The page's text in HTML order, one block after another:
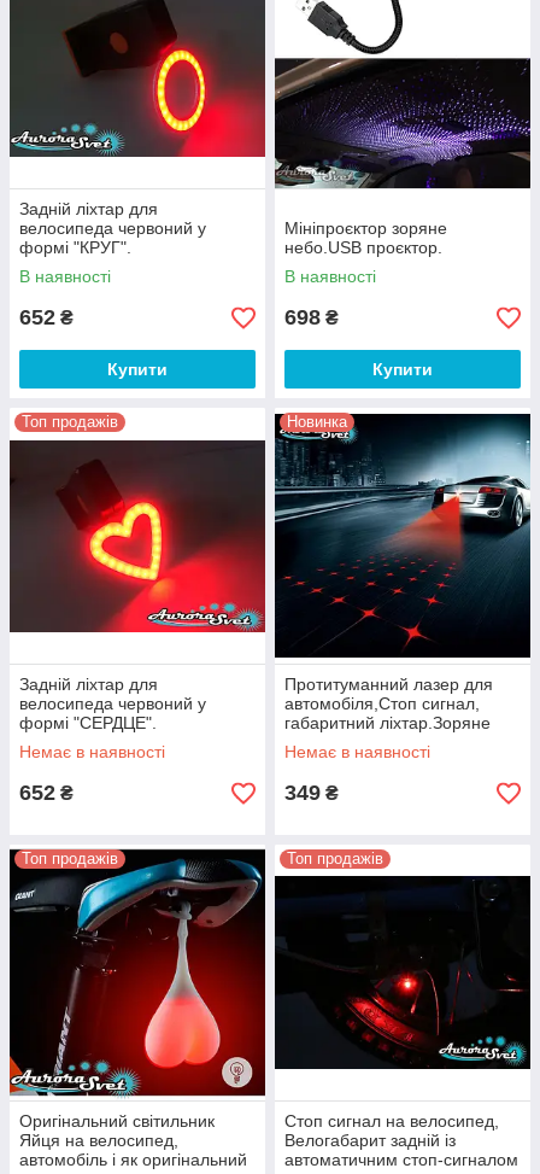
Задній ліхтар для
велосипеда червоний у
формі "КРУГ".
В наявності
652 ₴
Купити
Мініпроєктор зоряне
небо.USB проєктор.
В наявності
698 ₴
Купити
Топ продажів
Задній ліхтар для
велосипеда червоний у
формі "СЕРДЦЕ".
Немає в наявності
652 ₴
Новинка
Протитуманний лазер для
автомобіля,Стоп сигнал,
габаритний ліхтар.Зоряне
небо.
Немає в наявності
349 ₴
Топ продажів
Оригінальний світильник
Яйця на велосипед,
автомобіль і як оригінальний
Топ продажів
Стоп сигнал на велосипед,
Велогабарит задній із
автоматичним стоп-сигналом